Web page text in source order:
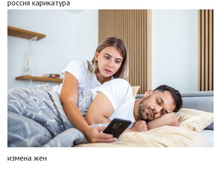
россия карикатура
измена жен